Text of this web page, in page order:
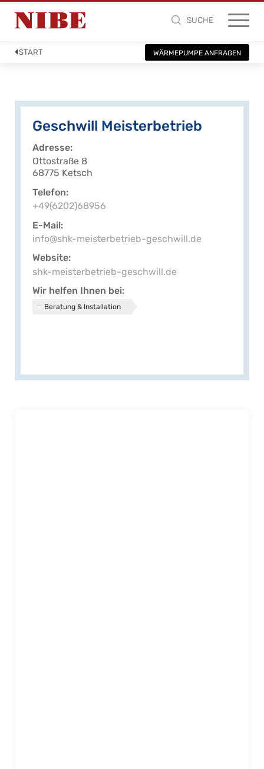
SUCHE
START WÄRMEPUMPE ANFRAGEN
Geschwill Meisterbetrieb
Adresse
Ottostraße 8
68775 Ketsch
Telefon
+49(6202)68956
E-Mail
info@shk-meisterbetrieb-geschwill.de
Website
shk-meisterbetrieb-geschwill.de
Wir helfen Ihnen bei
Beratung & Installation